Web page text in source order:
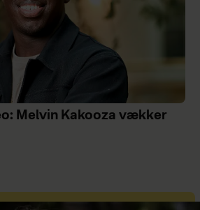
Melvin Kakooza vækker